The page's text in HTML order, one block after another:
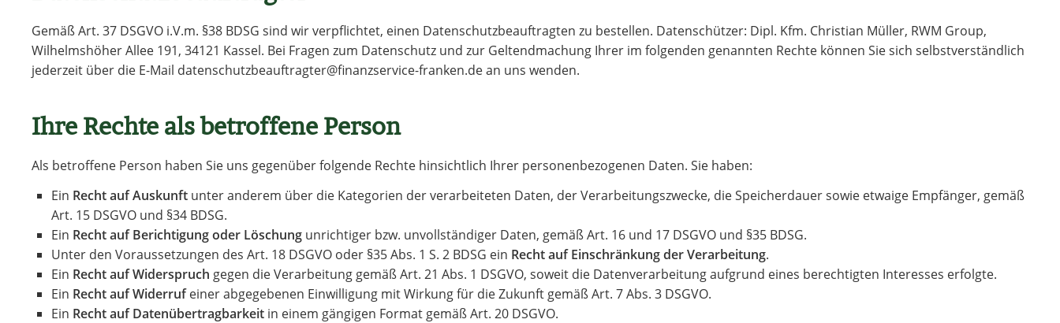
Gemäß Art. 37 DSGVO i.V.m. §38 BDSG sind wir verpflichtet, einen Datenschutzbeauftragten zu bestellen. Datenschützer: Dipl. Kfm. Christian Müller, RWM Group,
Wilhelmshöher Allee 191, 34121 Kassel. Bei Fragen zum Datenschutz und zur Geltendmachung Ihrer im folgenden genannten Rechte können Sie sich selbstverständlich
jederzeit über die E-Mail datenschutzbeauftragter@finanzservice-franken.de an uns wenden.
Ihre Rechte als betroffene Person
Als betroffene Person haben Sie uns gegenüber folgende Rechte hinsichtlich Ihrer personenbezogenen Daten. Sie haben:
Ein Recht auf Auskunft unter anderem über die Kategorien der verarbeiteten Daten, der Verarbeitungszwecke, die Speicherdauer sowie etwaige Empfänger, gemäß
Art. 15 DSGVO und §34 BDSG.
Ein Recht auf Berichtigung oder Löschung unrichtiger bzw. unvollständiger Daten, gemäß Art. 16 und 17 DSGVO und §35 BDSG.
Unter den Voraussetzungen des Art. 18 DSGVO oder §35 Abs. 1 S. 2 BDSG ein Recht auf Einschränkung der Verarbeitung.
Ein Recht auf Widerspruch gegen die Verarbeitung gemäß Art. 21 Abs. 1 DSGVO, soweit die Datenverarbeitung aufgrund eines berechtigten Interesses erfolgte.
Ein Recht auf Widerrufeiner abgegebenen Einwilligung mit Wirkung für die Zukunft gemäß Art. 7 Abs. 3 DSGVO.
Ein Recht auf Datenübertragbarkeit in einem gängigen Format gemäß Art. 20 DSGVO.